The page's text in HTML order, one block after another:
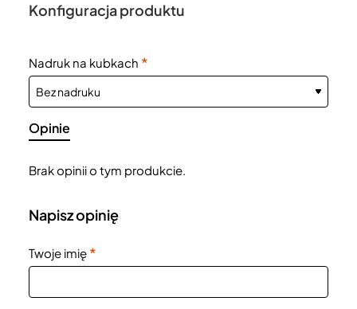
Konfiguracja produktu
Nadruk na kubkach
Opinie
Brak opinii o tym produkcie.
Napisz opinię
Twoje imię